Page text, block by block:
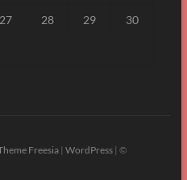
27 28 29 30
Freesia| WordPress| ©